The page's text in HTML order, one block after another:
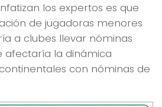
los expertos es que
de jugadoras menores
a clubes llevar nóminas
afectaría la dinámica
con nóminas de